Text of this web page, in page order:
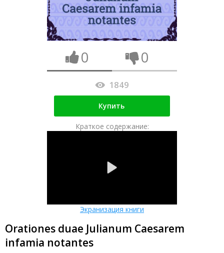
0 0
1849
Купить
Краткое содержание:
Экранизация книги
Orationes duae Julianum Caesarem
infamia notantes